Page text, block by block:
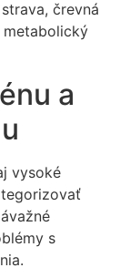
črevná
metabolický
a
vysoké
s